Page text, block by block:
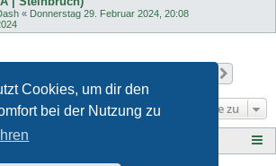
Cookies, um dir den
bei der Nutzung zu
« Donnerstag 29. Februar 2024, 20:08
Gehe zu